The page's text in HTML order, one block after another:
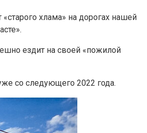
хлама» на дорогах нашей
ездит на своей «пожилой
со следующего 2022 года.